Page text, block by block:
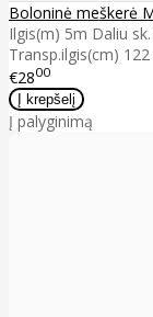
Boloninė meškerė
Ilgis(m) 5m Daliu
Transp.ilgis(cm) 122
€2800
Į palyginimą